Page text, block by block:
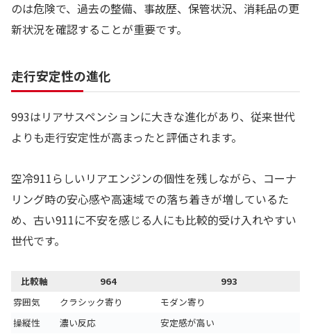
のは危険で、過去の整備、事故歴、保管状況、消耗品の更
新状況を確認することが重要です。
走行安定性の進化
993はリアサスペンションに大きな進化があり、従来世代
よりも走行安定性が高まったと評価されます。
空冷911らしいリアエンジンの個性を残しながら、コーナ
リング時の安心感や高速域での落ち着きが増しているた
め、古い911に不安を感じる人にも比較的受け入れやすい
世代です。
比較軸 964
993
雰囲気
クラシック寄り
モダン寄り
操縦性
濃い反応
安定感が高い